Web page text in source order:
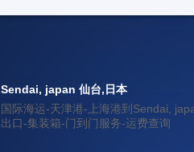
Sendai, japan 仙台,日本
国际海运-天津港-上海港到Sendai,
出口-集装箱-门到门服务-运费查询